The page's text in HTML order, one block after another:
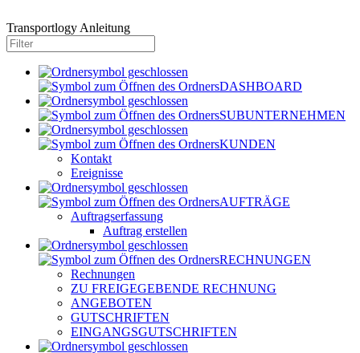
Transportlogy Anleitung
DASHBOARD
SUBUNTERNEHMEN
KUNDEN
Kontakt
Ereignisse
AUFTRÄGE
Auftragserfassung
Auftrag erstellen
RECHNUNGEN
Rechnungen
ZU FREIGEGEBENDE RECHNUNG
ANGEBOTEN
GUTSCHRIFTEN
EINGANGSGUTSCHRIFTEN